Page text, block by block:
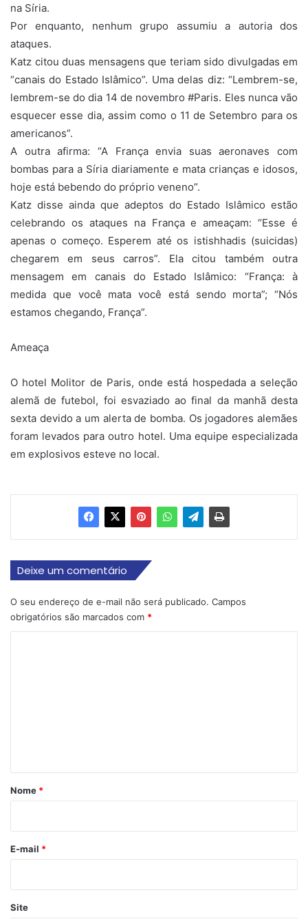
na Síria.
Por enquanto, nenhum grupo assumiu a autoria dos
ataques.
Katz citou duas mensagens que teriam sido divulgadas em
“canais do Estado Islâmico”. Uma delas diz: “Lembrem-se,
lembrem-se do dia 14 de novembro #Paris. Eles nunca vão
esquecer esse dia, assim como o 11 de Setembro para os
americanos”.
A outra afirma: “A França envia suas aeronaves com
bombas para a Síria diariamente e mata crianças e idosos,
hoje está bebendo do próprio veneno”.
Katz disse ainda que adeptos do Estado Islâmico estão
celebrando os ataques na França e ameaçam: “Esse é
apenas o começo. Esperem até os istishhadis (suicidas)
chegarem em seus carros”. Ela citou também outra
mensagem em canais do Estado Islâmico: “França: à
medida que você mata você está sendo morta”; “Nós
estamos chegando, França”.
Ameaça
O hotel Molitor de Paris, onde está hospedada a seleção
alemã de futebol, foi esvaziado ao final da manhã desta
sexta devido a um alerta de bomba. Os jogadores alemães
foram levados para outro hotel. Uma equipe especializada
em explosivos esteve no local.
Deixe um comentário
O seu endereço de e-mail não será publicado. Campos
obrigatórios são marcados com *
r
*
Nome *
E-mail *
Site